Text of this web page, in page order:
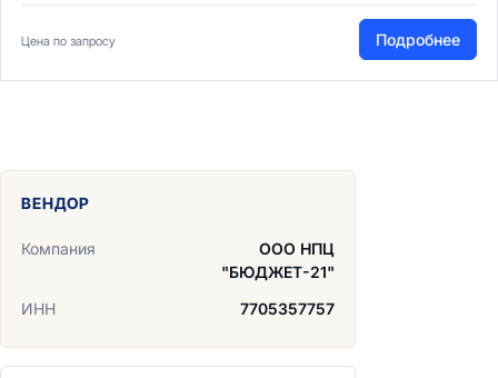
Цена по запросу Подробнее
ВЕНДОР
Компания
ООО НПЦ
"БЮДЖЕТ-21"
ИНН
7705357757